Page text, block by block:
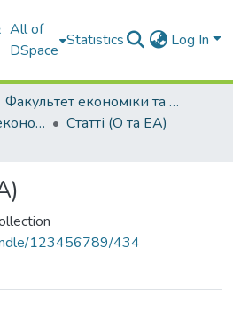
All of
DSpace
Statistics Log In
Факультет економіки та екології моря (ФЕЕМ)
Кафедра обліку та економічного аналізу (О та ЕА)
Статті (О та ЕА)
123456789/434